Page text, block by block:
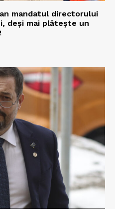
mandatul directorului
deși mai plătește un